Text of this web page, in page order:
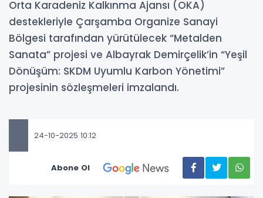
Orta Karadeniz Kalkınma Ajansı (OKA)
destekleriyle Çarşamba Organize Sanayi
Bölgesi tarafından yürütülecek “Metalden
Sanata” projesi ve Albayrak Demirçelik’in “Yeşil
Dönüşüm: SKDM Uyumlu Karbon Yönetimi”
projesinin sözleşmeleri imzalandı.
24-10-2025 10:12
Abone Ol